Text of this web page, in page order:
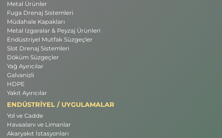
Metal Ürünler
Fuga Drenaj Sistemleri
Müdahale Kapakları
Metal Izgaralar & Peyzaj Ürünleri
Endüstriyel Mutfak Süzgeçler
Slot Drenaj Sistemleri
Döküm Süzgeçler
Yağ Ayırıcılar
Galvanizli
HDPE
Yakıt Ayırıcılar
ENDÜSTRİYEL / UYGULAMALAR
Yol ve Cadde
Havaalanı ve Limanlar
Akaryakıt İstasyonları